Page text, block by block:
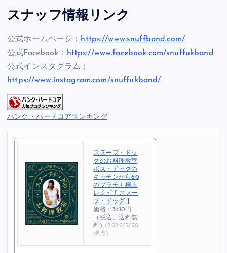
スナッフ情報リンク
公式ホームページ： https://www.snuffband.com/
公式Facebook： https://www.facebook.com/snuffukband
公式インスタグラム：
https://www.instagram.com/snuffukband/
パンク・ハードコアランキング
スヌープ・ドッ
グのお料理教室
ボス・ドッグの
キッチンから60
のプラチナ極上
レシピ [ スヌー
プ・ドッグ ]
価格：3410円
（税込、送料無
料) (2022/3/30
時点)